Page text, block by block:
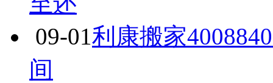
09-01利康搬家
间